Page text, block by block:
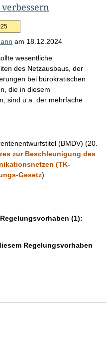
am 18.12.2024
wesentliche
des Netzausbaus, der
bei bürokratischen
die in diesem
sind u.a. der mehrfache
(BMDV) (20.
zur Beschleunigung des
(TK-
Gesetz)
(1):
Regelungsvorhaben